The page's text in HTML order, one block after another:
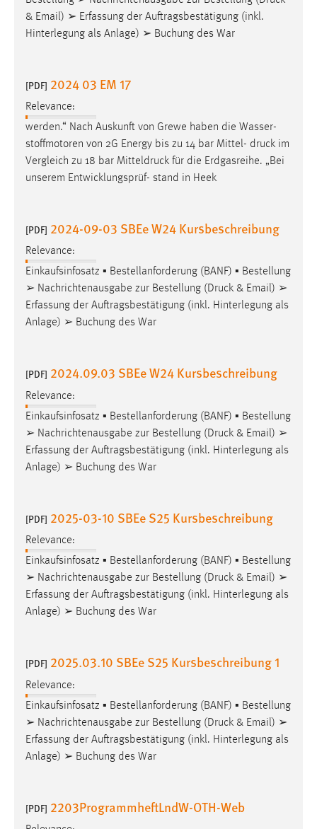
& Email) ➢ Erfassung der Auftragsbestätigung (inkl.
Hinterlegung als Anlage) ➢ Buchung des War
[PDF] 2024 03 EM 17
Relevance:
werden.“ Nach Auskunft von Grewe haben die Wasser-
stoffmotoren von 2G Energy bis zu 14 bar Mittel- druck im
Vergleich zu 18 bar Mitteldruck für die Erdgasreihe. „Bei
unserem Entwicklungsprüf- stand in Heek
[PDF] 2024-09-03 SBEe W24 Kursbeschreibung
Relevance:
Einkaufsinfosatz ▪ Bestellanforderung (BANF) ▪ Bestellung
➢ Nachrichtenausgabe zur Bestellung (Druck & Email) ➢
Erfassung der Auftragsbestätigung (inkl. Hinterlegung als
Anlage) ➢ Buchung des War
[PDF] 2024.09.03 SBEe W24 Kursbeschreibung
Relevance:
Einkaufsinfosatz ▪ Bestellanforderung (BANF) ▪ Bestellung
➢ Nachrichtenausgabe zur Bestellung (Druck & Email) ➢
Erfassung der Auftragsbestätigung (inkl. Hinterlegung als
Anlage) ➢ Buchung des War
[PDF] 2025-03-10 SBEe S25 Kursbeschreibung
Relevance:
Einkaufsinfosatz ▪ Bestellanforderung (BANF) ▪ Bestellung
➢ Nachrichtenausgabe zur Bestellung (Druck & Email) ➢
Erfassung der Auftragsbestätigung (inkl. Hinterlegung als
Anlage) ➢ Buchung des War
[PDF] 2025.03.10 SBEe S25 Kursbeschreibung 1
Relevance:
Einkaufsinfosatz ▪ Bestellanforderung (BANF) ▪ Bestellung
➢ Nachrichtenausgabe zur Bestellung (Druck & Email) ➢
Erfassung der Auftragsbestätigung (inkl. Hinterlegung als
Anlage) ➢ Buchung des War
[PDF] 2203ProgrammheftLndW-OTH-Web